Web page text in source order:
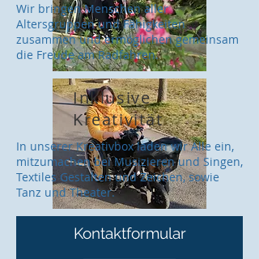
Wir bringen Menschen aller
Altersgruppen und Fähigkeiten
zusammen und ermöglichen gemeinsam
die Freude am Radfahren.
Inklusive
Kreativität
In unserer Kreativbox laden wir Alle ein,
mitzumachen bei Musizieren und Singen,
Textiles Gestalten und Zeichen, sowie
Tanz und Theater.
Kontaktformular